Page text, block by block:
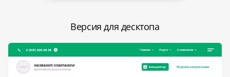
Версия для десктопа